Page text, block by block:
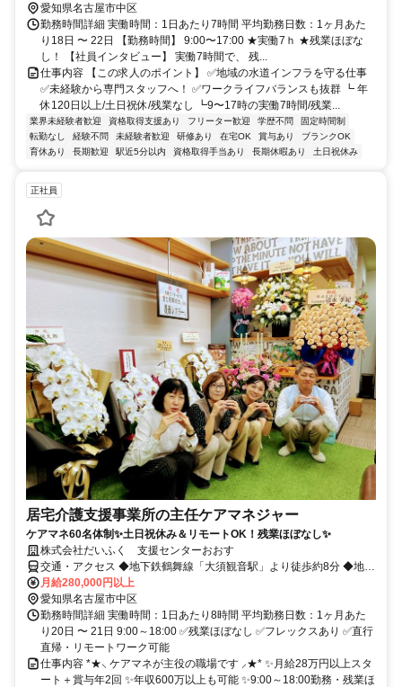
愛知県名古屋市中区
勤務時間詳細 実働時間：1日あたり7時間 平均勤務日数：1ヶ月あた
り18日 〜 22日 【勤務時間】 9:00〜17:00 ★実働7ｈ ★残業ほぼな
し！ 【社員インタビュー】 実働7時間で、 残...
仕事内容 【この求人のポイント】 ✅地域の水道インフラを守る仕事
✅未経験から専門スタッフへ！ ✅ワークライフバランスも抜群 ┗ 年
休120日以上/土日祝休/残業なし ┗9〜17時の実働7時間/残業...
業界未経験者歓迎 資格取得支援あり フリーター歓迎 学歴不問
固定時間制
転勤なし
経験不問 未経験者歓迎 研修あり 在宅OK 賞与あり
ブランクOK
育休あり
長期歓迎 駅近5分以内 資格取得手当あり 長期休暇あり 土日祝休み
正社員
居宅介護支援事業所の主任ケアマネジャー
ケアマネ60名体制✨土日祝休み＆リモートOK！残業ほぼなし✨
株式会社だいふく 支援センターおおす
交通・アクセス ◆地下鉄鶴舞線「大須観音駅」より徒歩約8分 ◆地下
鉄名城線「上前津駅」より徒歩約12分 ⭐車通勤OK
月給280,000円以上
愛知県名古屋市中区
勤務時間詳細 実働時間：1日あたり8時間 平均勤務日数：1ヶ月あた
り20日 〜 21日 9:00～18:00 ✅残業ほぼなし ✅フレックスあり ✅直行
直帰・リモートワーク可能
仕事内容 *★⸜ ケアマネが主役の職場です ⸝★* ✨月給28万円以上スタ
ート＋賞与年2回 ✨年収600万以上も可能 ✨9:00～18:00勤務・残業ほ